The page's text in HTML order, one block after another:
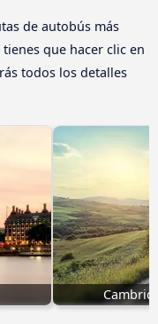
de autobús más
que hacer clic en
todos los detalles